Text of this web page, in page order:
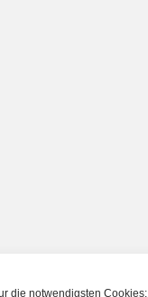
die notwendigsten Cookies: